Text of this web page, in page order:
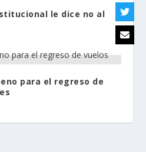
le dice no al
para el regreso de